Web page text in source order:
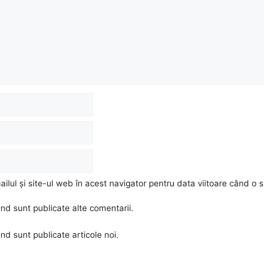
și site-ul web în acest navigator pentru data viitoare când o
sunt publicate alte comentarii.
sunt publicate articole noi.